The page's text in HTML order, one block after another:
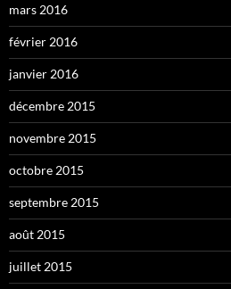
mars 2016
février 2016
janvier 2016
décembre 2015
novembre 2015
octobre 2015
septembre 2015
août 2015
juillet 2015